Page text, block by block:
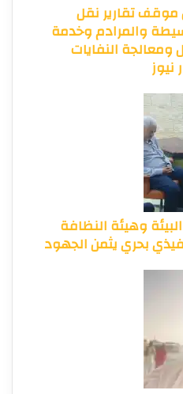
تقارير نقل
والمرادم وخدمة
ومعالجة النفايات
نيوز
وهيئة النظافة
بحري يثمن الجهود